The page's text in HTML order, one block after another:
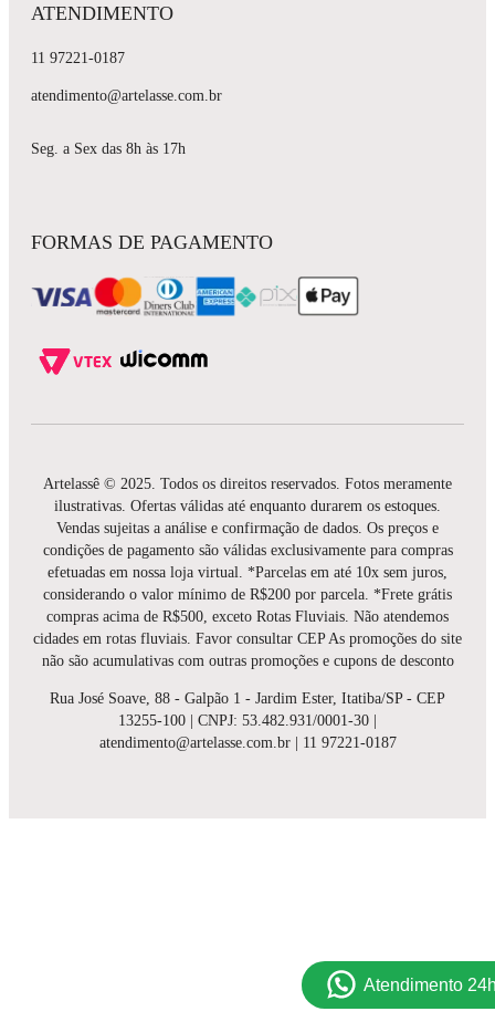
ATENDIMENTO
11 97221-0187
atendimento@artelasse.com.br
Seg. a Sex das 8h às 17h
FORMAS DE PAGAMENTO
Artelassê © 2025. Todos os direitos reservados. Fotos meramente
ilustrativas. Ofertas válidas até enquanto durarem os estoques.
Vendas sujeitas a análise e confirmação de dados. Os preços e
condições de pagamento são válidas exclusivamente para compras
efetuadas em nossa loja virtual. *Parcelas em até 10x sem juros,
considerando o valor mínimo de R$200 por parcela. *Frete grátis
compras acima de R$500, exceto Rotas Fluviais. Não atendemos
cidades em rotas fluviais. Favor consultar CEP As promoções do site
não são acumulativas com outras promoções e cupons de desconto
Rua José Soave, 88 - Galpão 1 - Jardim Ester, Itatiba/SP - CEP
13255-100 | CNPJ: 53.482.931/0001-30 |
atendimento@artelasse.com.br | 11 97221-0187
Atendimento